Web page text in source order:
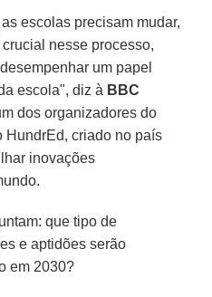
escolas precisam mudar,
nesse processo,
um papel
escola", diz à BBC
dos organizadores do
HundrEd, criado no país
inovações
que tipo de
e aptidões serão
em 2030?